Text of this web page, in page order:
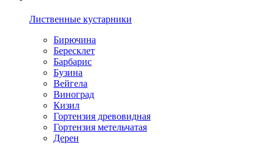
Лиственные кустарники
Бирючина
Бересклет
Барбарис
Бузина
Вейгела
Виноград
Кизил
Гортензия древовидная
Гортензия метельчатая
Дерен